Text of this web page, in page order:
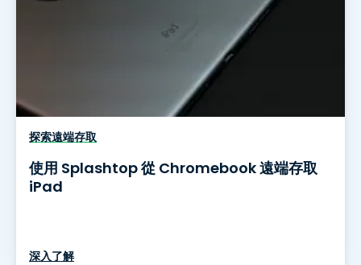
探索遠端存取
使用 Splashtop 從 Chromebook 遠端存取
iPad
深入了解